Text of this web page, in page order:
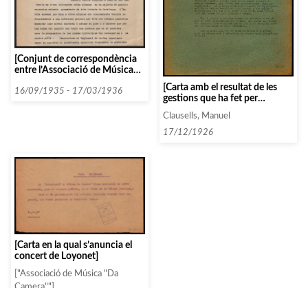
[Conjunt de correspondència
entre l’Associació de Música
entitats que comencen amb la
16/09/1935 - 17/03/1936
[Carta amb el resultat de les
gestions que ha fet per
comptar amb Plantada, Mercè,
Costa, Francesc i Frederic
Longàs per a un magne concert
Clausells, Manuel
17/12/1926
[Carta en la qual s’anuncia el
concert de Loyonet]
["Associació de Música "Da